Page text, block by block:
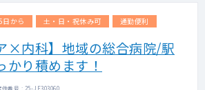
日から 土・日・祝休み可 通勤便利
×内科】地域の総合病院/駅
かり積めます！
番号 : 25-JF303060